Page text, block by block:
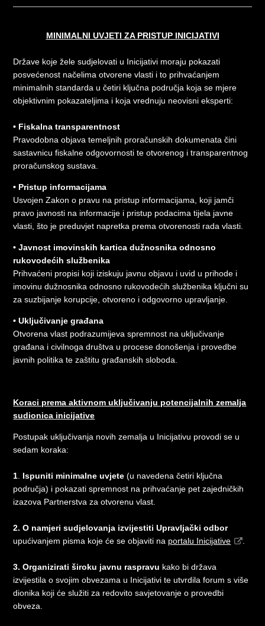
MINIMALNI UVJETI ZA PRISTUP INICIJATIVI
Države koje žele sudjelovati u Inicijativi moraju pokazati
posvećenost načelima otvorene vlasti i to prihvaćanjem
minimalnih standarda u četiri ključna područja koja se mjere
objektivnim pokazateljima i koja vrednuju neovisni eksperti:
• Fiskalna transparentnost
Pravodobna objava temeljnih proračunskih dokumenata čini
sastavnicu fiskalne odgovornosti te otvorenog i transparentnog
proračunskog sustava.
• Pristup informacijama
Usvojen Zakon o pravu na pristup informacijama, koji jamči
pravo javnosti na informacije i pristup podacima tijela javne
vlasti, što je preduvjet napretka prema otvorenosti rada vlasti.
• Javnost imovinskih kartica dužnosnika odnosno
rukovodećih službenika
Prihvaćeni propisi koji iziskuju javnu objavu i uvid u prihode i
imovinu dužnosnika odnosno rukovodećih službenika ključni su
za suzbijanje korupcije, otvoreno i odgovorno upravljanje.
• Uključivanje građana
Otvorena vlast podrazumijeva spremnost na uključivanje
građana i civilnoga društva u procese donošenja i provedbe
javnih politika te zaštitu građanskih sloboda.
Koraci prema aktivnom uključivanju potencijalnih zemalja
sudionica inicijative
Postupak uključivanja novih zemalja u Inicijativu provodi se u
sedam koraka:
1 Ispuniti minimalne uvjete (u navedena četiri ključna
područja) i pokazati spremnost na prihvaćanje pet zajedničkih
izazova Partnerstva za otvorenu vlast.
2.O namjeri sudjelovanja izvijestiti Upravljački odbor
upućivanjem pisma koje će se objaviti na portalu Inicijative
3. Organizirati široku javnu raspravu kako bi država
izvijestila o svojim obvezama u Inicijativi te utvrdila forum s više
dionika koji će služiti za redovito savjetovanje o provedbi
obveza.